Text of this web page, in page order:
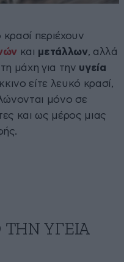
κρασί περιέχουν
και μετάλλων, αλλά
τη μάχη για την υγεία
είτε λευκό κρασί,
μόνο σε
και ως μέρος μιας
ΤΗΝ ΥΓΕΙΑ